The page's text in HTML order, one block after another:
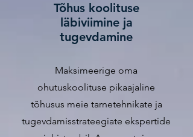
Tõhus koolituse
läbiviimine ja
tugevdamine
Maksimeerige oma
ohutuskoolituse pikaajaline
tõhusus meie tarnetehnikate ja
tugevdamisstrateegiate ekspertide